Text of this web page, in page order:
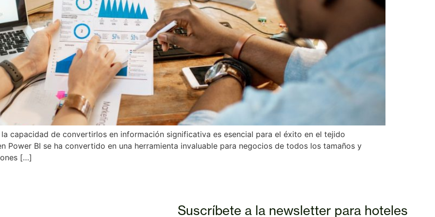
capacidad de convertirlos en información significativa es esencial para el éxito en el tejido
Power BI se ha convertido en una herramienta invaluable para negocios de todos los tamaños y
[…]
Suscríbete a la newsletter para hoteles